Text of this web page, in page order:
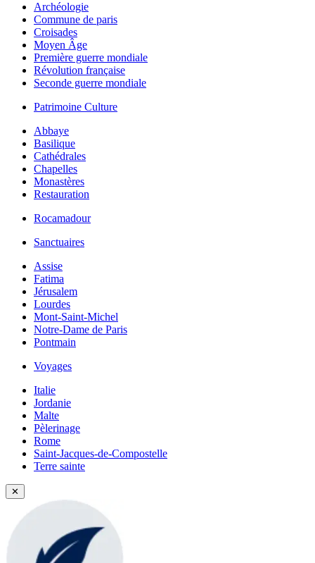
Archéologie
Commune de paris
Croisades
Moyen Âge
Première guerre mondiale
Révolution française
Seconde guerre mondiale
Patrimoine Culture
Abbaye
Basilique
Cathédrales
Chapelles
Monastères
Restauration
Rocamadour
Sanctuaires
Assise
Fatima
Jérusalem
Lourdes
Mont-Saint-Michel
Notre-Dame de Paris
Pontmain
Voyages
Italie
Jordanie
Malte
Pèlerinage
Rome
Saint-Jacques-de-Compostelle
Terre sainte
✕